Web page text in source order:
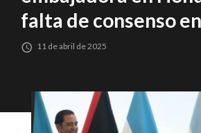
falta de consenso
11 de abril de 2025